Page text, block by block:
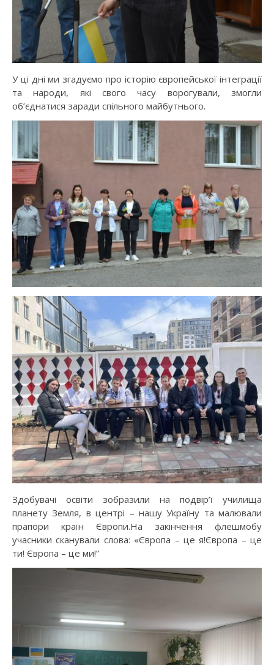
У ці дні ми згадуємо про історію європейської інтеграції
та народи, які свого часу ворогували, змогли
об’єднатися заради спільного майбутнього.
Здобувачі освіти зобразили на подвір’ї училища
планету Земля, в центрі – нашу Україну та малювали
прапори країн Європи.На закінчення флешмобу
учасники сканували слова: «Європа – це я!Європа – це
ти! Європа – це ми!”